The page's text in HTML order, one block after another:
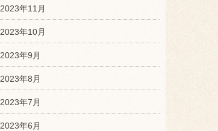
2023年11月
2023年10月
2023年9月
2023年8月
2023年7月
2023年6月